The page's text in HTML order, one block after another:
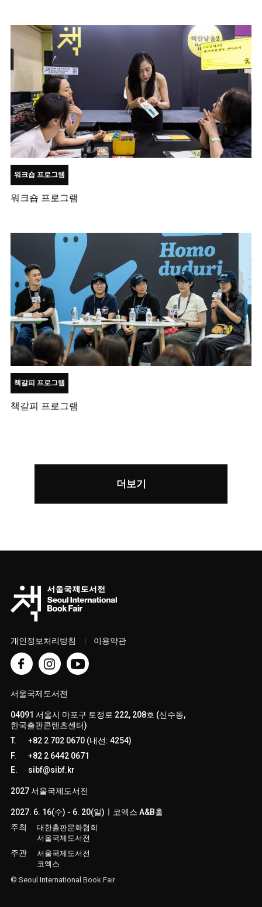
워크숍 프로그램
워크숍 프로그램
책갈피 프로그램
책갈피 프로그램
더보기
개인정보처리방침 이용약관
서울국제도서전
04091 서울시 마포구 토정로 222, 208호 (신수동,
한국출판콘텐츠센터)
T.
+82 2 702 0670 (내선: 4254)
F.
+82 2 6442 0671
E.
sibf@sibf.kr
2027 서울국제도서전
2027. 6. 16(수) - 6. 20(일)ㅣ코엑스 A&B홀
주최
대한출판문화협회
서울국제도서전
주관
서울국제도서전
코엑스
© Seoul International Book Fair